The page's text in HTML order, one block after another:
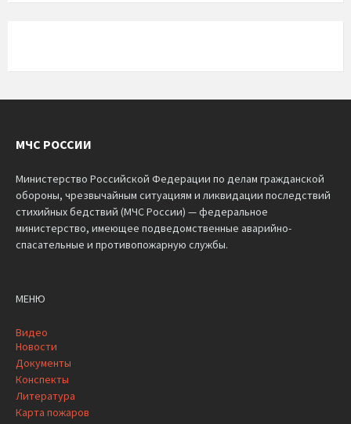
МЧС РОССИИ
Министерство Российской Федерации по делам гражданской
обороны, чрезвычайным ситуациям и ликвидации последствий
стихийных бедствий (МЧС России) — федеральное
министерство, имеющее подведомственные аварийно-
спасательные и противопожарную службы.
МЕНЮ
Видео
Новости
Документы
Конспекты
Литература
Карта пожаров